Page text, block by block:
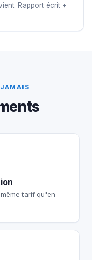
Rapport écrit +
tarif qu'en